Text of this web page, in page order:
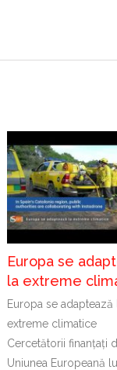
Europa se
la extreme
Europa se adaptează
extreme climatice
Cercetătorii finanțați
Uniunea Europeană